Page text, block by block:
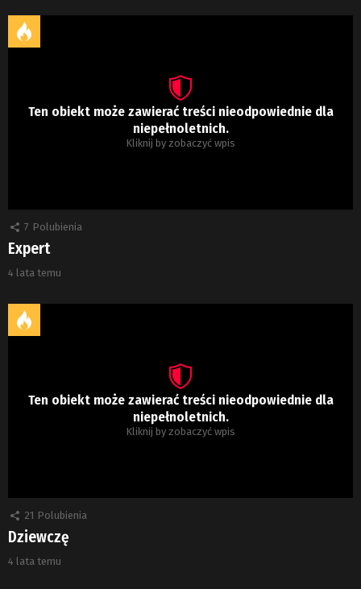
Ten obiekt może zawierać treści nieodpowiednie dla
niepełnoletnich.
Kliknij by zobaczyć wpis
7 Polubienia
Expert
4 lata temu
Ten obiekt może zawierać treści nieodpowiednie dla
niepełnoletnich.
Kliknij by zobaczyć wpis
21 Polubienia
Dziewczę
4 lata temu